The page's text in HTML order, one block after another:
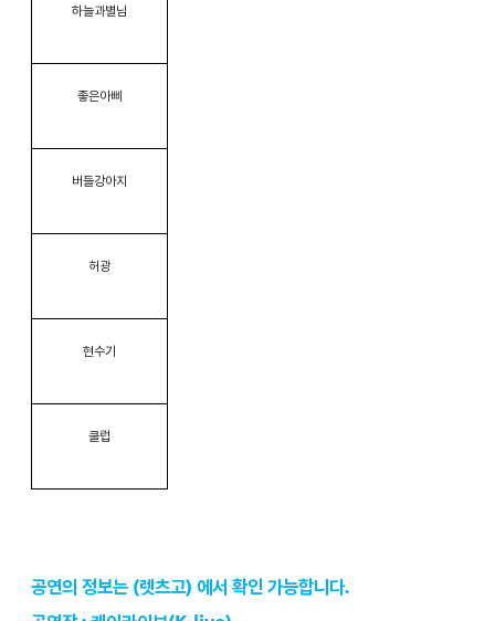
하늘과별님
좋은아삐
버들강아지
허광
현수기
쿨럽
공연의 정보는 (렛츠고) 에서 확인 가능합니다.